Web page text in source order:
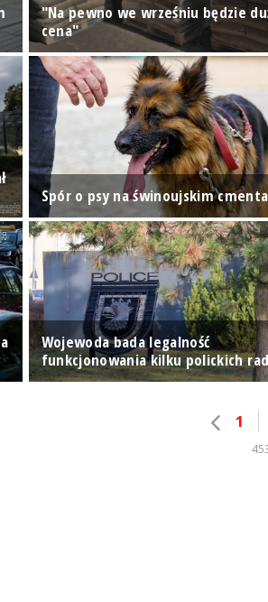
"Na pewno we wrześniu będzie
cena"
Spór o psy na świnoujskim
Wojewoda bada legalność
funkcjonowania kilku polickich
1